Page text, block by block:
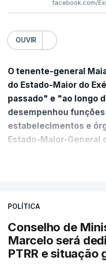
facebook.com/
OUVIR
O tenente-general
do Estado-Maior do
passado" e "ao longo
desempenhou
estabelecimentos e
Estado-Maior-General
Da sua experiência no
Forças Nacionais
comandante do 2.º
Reserva Tática do
POLÍTICA
Conselho de
Marcelo será
PTRR e situação